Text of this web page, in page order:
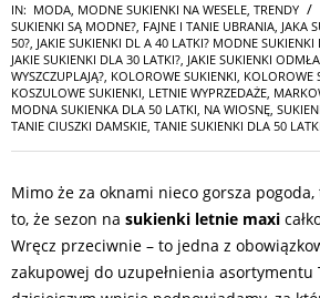
IN: MODA, MODNE SUKIENKI NA WESELE, TRENDY
SUKIENKI SĄ MODNE?, FAJNE I TANIE UBRANIA, JAKA
50?, JAKIE SUKIENKI DL A 40 LATKI? MODNE
JAKIE SUKIENKI DLA 30 LATKI?, JAKIE SUKIENKI
WYSZCZUPLAJĄ?, KOLOROWE SUKIENKI, KOLOROWE
KOSZULOWE SUKIENKI, LETNIE WYPRZEDAŻE,
MODNA SUKIENKA DLA 50 LATKI, NA WIOSNĘ,
TANIE CIUSZKI DAMSKIE, TANIE SUKIENKI DLA 50 LATKI
Mimo że za oknami nieco gorsza
to, że sezon na sukienki letnie maxi
Wręcz przeciwnie – to jedna z
zakupowej do uzupełnienia asortymentu